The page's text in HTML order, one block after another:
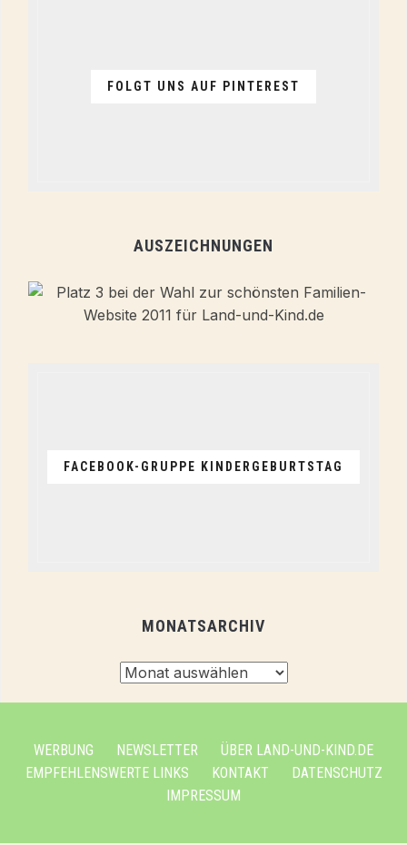
FOLGT UNS AUF PINTEREST
AUSZEICHNUNGEN
FACEBOOK-GRUPPE KINDERGEBURTSTAG
MONATSARCHIV
WERBUNG NEWSLETTER
ÜBER LAND-UND-KIND.DE
EMPFEHLENSWERTE LINKS
KONTAKT
DATENSCHUTZ
IMPRESSUM